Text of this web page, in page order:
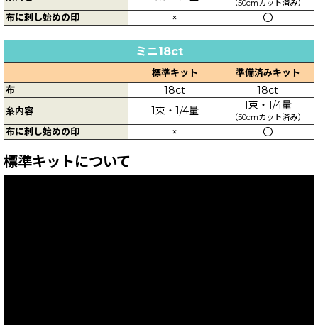
（50cmカット済み）
布に刺し始めの印 × 〇
ミニ18ct
標準キット
準備済みキット
布
18ct 18ct
糸内容 1束・1/4量 1束・1/4量
（50cmカット済み）
布に刺し始めの印 × 〇
標準キットについて